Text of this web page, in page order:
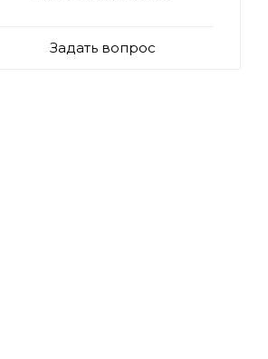
Задать вопрос